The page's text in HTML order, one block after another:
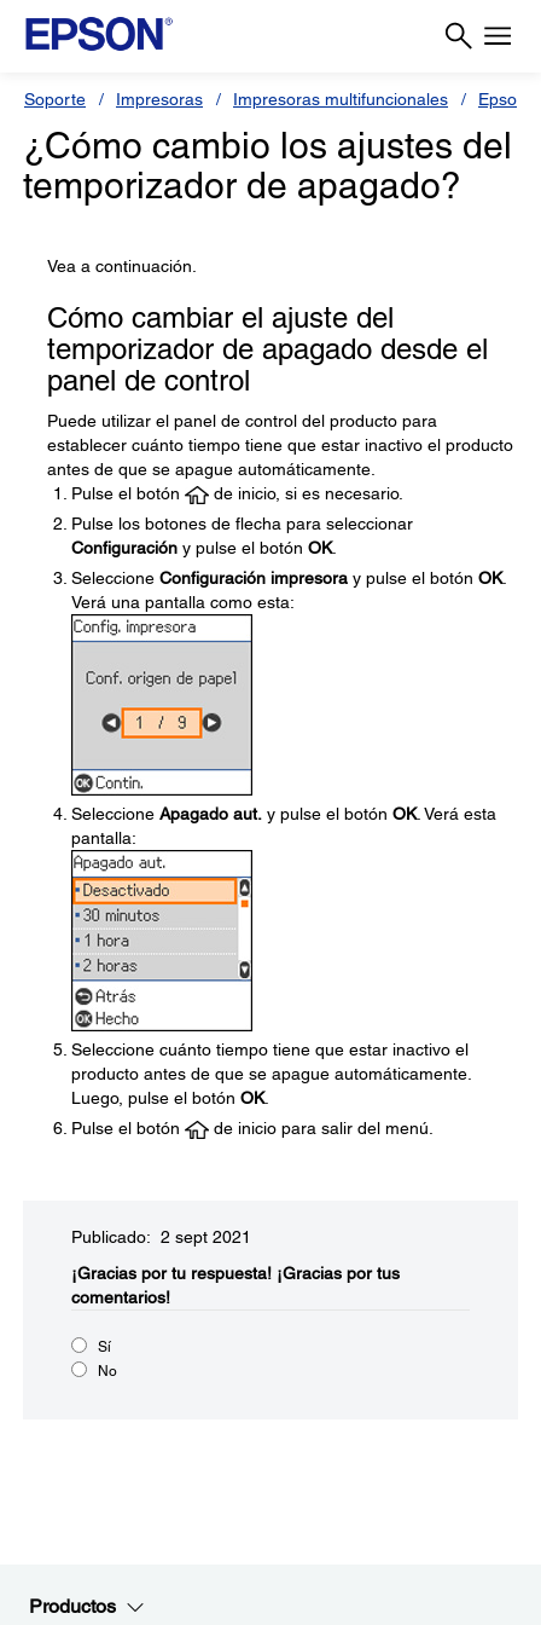
Soporte Impresoras Impresoras multifuncionales Epson L
¿Cómo cambio los ajustes del
temporizador de apagado?
Vea a continuación.
Cómo cambiar el ajuste del
temporizador de apagado desde el
panel de control
Puede utilizar el panel de control del producto para
establecer cuánto tiempo tiene que estar inactivo el producto
antes de que se apague automáticamente.
Pulse el botón
de inicio, si es necesario.
Pulse los botones de flecha para seleccionar
Configuración y pulse el botón OK.
Seleccione Configuración impresora y pulse el botón OK.
Verá una pantalla como esta:
Seleccione Apagado aut. y pulse el botón OK. Verá esta
pantalla:
Seleccione cuánto tiempo tiene que estar inactivo el
producto antes de que se apague automáticamente.
Luego, pulse el botón OK.
Pulse el botón
de inicio para salir del menú.
Publicado: 2 sept 2021
¡Gracias por tu respuesta! ¡Gracias por tus
comentarios!
Sí
No
Productos